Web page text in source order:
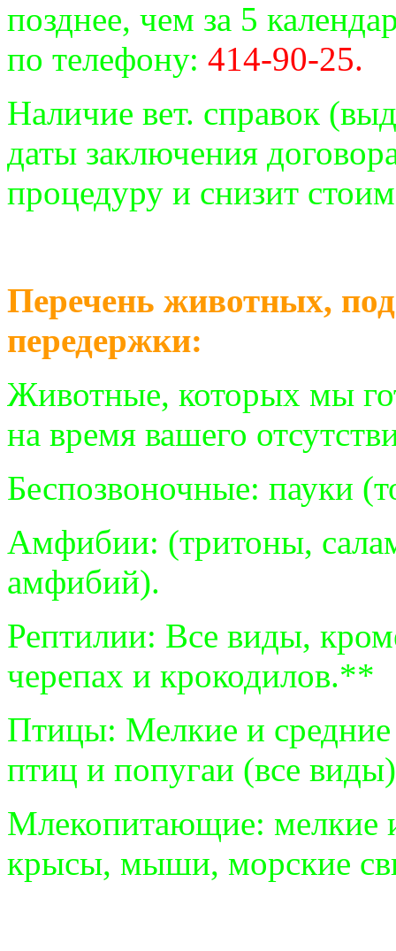
позднее, чем за 5
по телефону: 414-90-25.
Наличие вет. справок
даты заключения
процедуру и снизит
Перечень животных,
передержки:
Животные, которых мы
на время вашего
Беспозвоночные: пауки
Амфибии: (тритоны,
амфибий).
Рептилии: Все виды,
черепах и крокодилов.**
Птицы: Мелкие и
птиц и попугаи (все виды)
Млекопитающие: мелкие
крысы, мыши, морские